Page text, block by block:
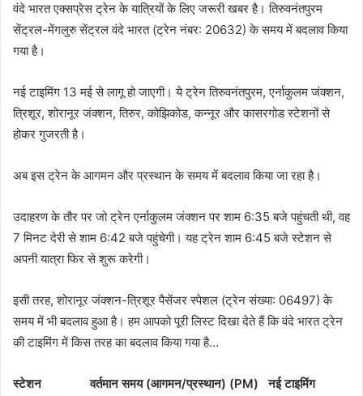
वंदे भारत एक्सप्रेस ट्रेन के यात्रियों के लिए जरूरी खबर है। तिरुवनंतपुरम
सेंट्रल-मेंगलुरु सेंट्रल वंदे भारत (ट्रेन नंबर: 20632) के समय में बदलाव किया
गया है।
नई टाइमिंग 13 मई से लागू हो जाएगी। ये ट्रेन तिरुवनंतपुरम, एर्नाकुलम जंक्शन,
त्रिशूर, शोरानूर जंक्शन, तिरुर, कोझिकोड, कन्नूर और कासरगोड स्टेशनों से
होकर गुजरती है।
अब इस ट्रेन के आगमन और प्रस्थान के समय में बदलाव किया जा रहा है।
उदाहरण के तौर पर जो ट्रेन एर्नाकुलम जंक्शन पर शाम 6:35 बजे पहुंचती थी, वह
7 मिनट देरी से शाम 6:42 बजे पहुंचेगी। यह ट्रेन शाम 6:45 बजे स्टेशन से
अपनी यात्रा फिर से शुरू करेगी।
इसी तरह, शोरानूर जंक्शन-त्रिशूर पैसेंजर स्पेशल (ट्रेन संख्या: 06497) के
समय में भी बदलाव हुआ है। हम आपको पूरी लिस्ट दिखा देते हैं कि वंदे भारत ट्रेन
की टाइमिंग में किस तरह का बदलाव किया गया है…
स्टेशन वर्तमान समय (आगमन/प्रस्थान) (PM) नई टाइमिंग